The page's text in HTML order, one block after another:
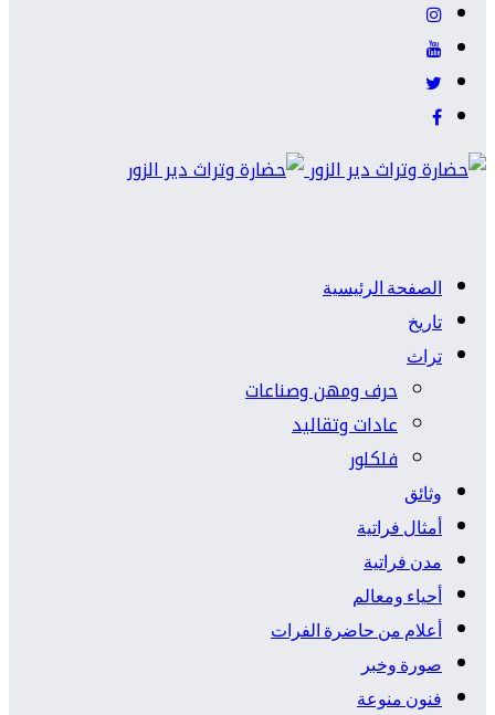
الصفحة الرئيسية
تاريخ
تراث
حرف ومهن وصناعات
عادات وتقاليد
فلكلور
وثائق
أمثال فراتية
مدن فراتية
أحياء ومعالم
أعلام من حاضرة الفرات
صورة وخبر
فنون منوعة